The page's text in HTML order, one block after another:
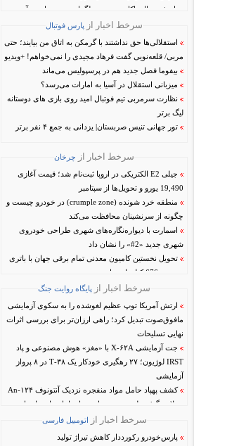
پاسخ جنجالی اکانت رسمی تلگرام به درخواست آدرس
مخفیگاه پاول دورف!سرخط اخبار از
پارس فوتبال
استقلالی‌ها حق نداشتند با گرمکن به اتاق من بیایند؛ حتی
مربی/ قلعه‌نویی گفت فرهاد مجیدی را نمی‌خواهم! +ویدیو
بیفوما فصل جدید هم در پرسپولیس می‌ماند
میزبانی استقلال در آسیا به امارات می‌رسد؟
نظارت سرمربی تیم‌ فوتبال امید روی بازی های دوستانه
لیگ برتر
تور جهانی تنیس صربستان| یزدانی به جمع ۴ نفر برتر
اعزام تیم‌های ملی بسکتبال ۳ به ۳ زنان و مردان به لیگ
ملت‌های زیر ۲۳ سال
سرخط اخبار از
چرخان
جیلی E2 الکتریکی در اروپا ثبت‌نام شد؛ قیمت آغازی
19,490 یورو و تحویل‌ها از سپتامبر
منطقه خرد شونده (crumple zone) در خودرو چیست و
چگونه از سرنشینان محافظت می‌کند
اسمارت با دیواره‌نگاره‌های شهری طراحی خودروی
شهری جدید «2#» را نشان داد
تحویل نخستین کامیون معدنی تمام برقی جهان با باتری
پتنت‌های جدید BYD برای باتری حالت‌جامد دو
الکترولیتی؛ حرکت به سمت تولید آزمایشی در 2027
آئودی از کراس‌اوورهای «کوپه‌نما» دست نمی‌کشد: نسل
دوم Q8 راهی بازار می‌شود
سرخط اخبار از
پایگاه روایت جنگ
ارتش آمریکا توپ عظیم لغو‌شده را به سکوی آزمایشی
مافوق‌صوت تبدیل کرد؛ راهی ارزان‌تر برای بررسی اثرات
نهایی تسلیحات
جت آزمایشی X-۶۲A با «مغز» هوش مصنوعی و پاد
IRST لوژیون؛ ۲۷ رهگیری خودکار یک T‑۳۸ در ۸ پرواز
آزمایشی
کشف پهپاد حامل مواد منفجره نزدیک آنتونوف An‑۱۲۴
در لایپزیگ؛ خطر جدیدی برای هواپیماهای باری اروپایی
افزایش ارسال موشک‌های بالیستیک کره‌شمالی به
روسیه؛ تهدید تازه‌ای که اوکراین را در کمین می‌گذارد
سرخط اخبار از
اتومبیل فارسی
پارس‌خودرو رکورددار کاهش تیراژ تولید